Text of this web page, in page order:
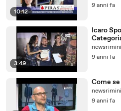
10:12
9 anni fa
3:49
Icaro
newsrimini
9 anni fa
Come
newsrimini
9 anni fa